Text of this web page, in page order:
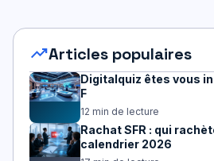
trending_upArticles populaires
Digitalquiz êtes vous
F
12 min de lecture
Rachat SFR : qui
calendrier 2026